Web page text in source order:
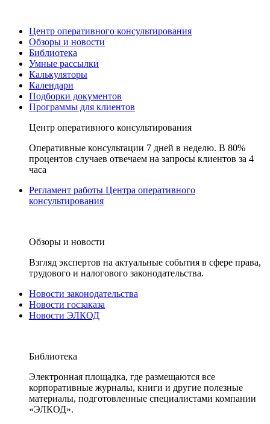
Центр оперативного консультирования
Обзоры и новости
Библиотека
Умные рассылки
Калькуляторы
Календари
Подборки документов
Программы для клиентов
Центр оперативного консультирования
Оперативные консультации 7 дней в неделю. В 80%
процентов случаев отвечаем на запросы клиентов за 4
часа
Регламент работы Центра оперативного
консультирования
Обзоры и новости
Взгляд экспертов на актуальные события в сфере права,
трудового и налогового законодательства.
Новости законодательства
Новости госзаказа
Новости ЭЛКОД
Библиотека
Электронная площадка, где размещаются все
корпоративные журналы, книги и другие полезные
материалы, подготовленные специалистами компании
«ЭЛКОД».